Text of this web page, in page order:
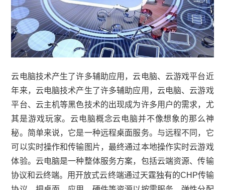
云电脑技术产生了许多辅助应用，云电脑、云游戏平台近
年来，云电脑技术产生了许多辅助应用，云电脑、云游戏
平台、云主机等黑色技术的出现成为许多用户的需求，尤
其是游戏玩家。云电脑概念云电脑并不像想象的那么神
秘。简单来说，它是一种远程桌面服务。与远程不同，它
可以实时操作和传输图片，最终通过本地操作实时云游戏
体验。云电脑是一种整体服务方案，包括云端资源、传输
协议和云终端。用开放式云终端通过天霆独有的CHP传输